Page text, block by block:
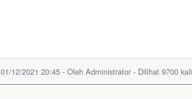
01/12/2021 20:45 - Oleh Administrator - Dilihat 9700 kali